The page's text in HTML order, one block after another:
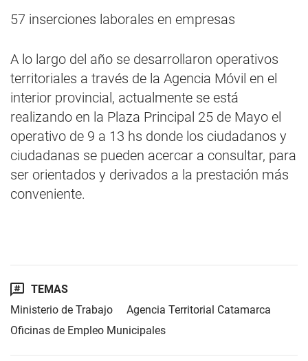
57 inserciones laborales en empresas
A lo largo del año se desarrollaron operativos
territoriales a través de la Agencia Móvil en el
interior provincial, actualmente se está
realizando en la Plaza Principal 25 de Mayo el
operativo de 9 a 13 hs donde los ciudadanos y
ciudadanas se pueden acercar a consultar, para
ser orientados y derivados a la prestación más
conveniente.
TEMAS
Ministerio de Trabajo
Agencia Territorial Catamarca
Oficinas de Empleo Municipales